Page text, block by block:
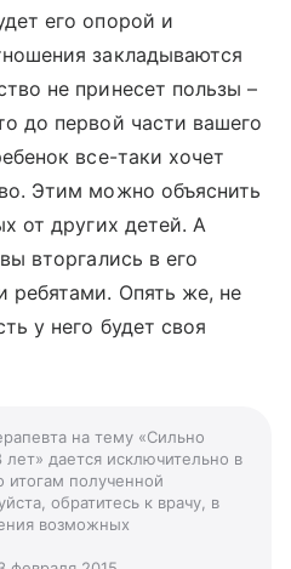
его опорой и
закладываются
не принесет пользы –
до первой части вашего
все-таки хочет
Этим можно объяснить
от других детей. А
вторгались в его
ребятами. Опять же, не
у него будет своя
на тему «Сильно
дается исключительно в
итогам полученной
обратитесь к врачу, в
возможных